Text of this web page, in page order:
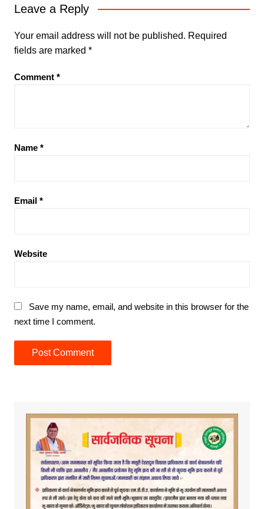
Leave a Reply
Your email address will not be published. Required
fields are marked *
Comment *
Name *
Email *
Website
Save my name, email, and website in this browser for the
next time I comment.